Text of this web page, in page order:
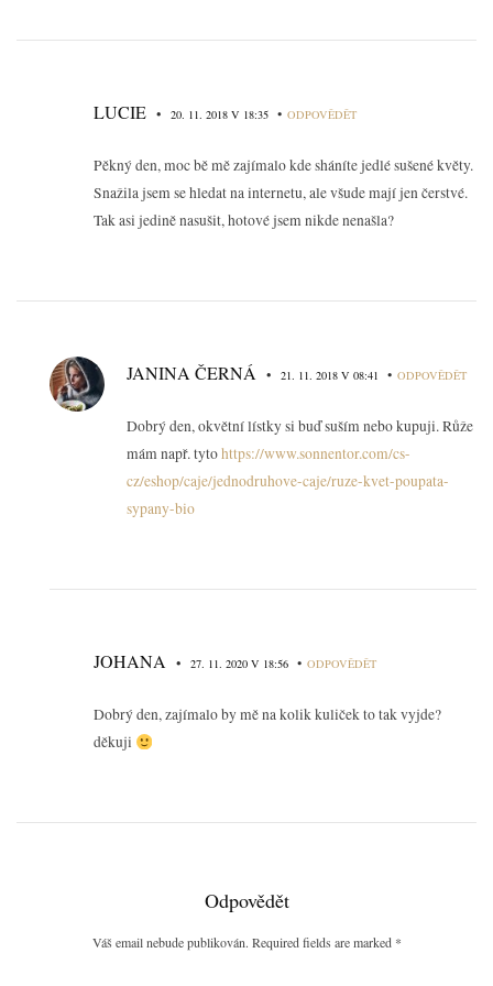
LUCIE • 20. 11. 2018 V 18:35 • ODPOVĚDĚT
Pěkný den, moc bě mě zajímalo kde sháníte jedlé sušené květy.
Snažila jsem se hledat na internetu, ale všude mají jen čerstvé.
Tak asi jedině nasušit, hotové jsem nikde nenašla?
JANINA ČERNÁ • 21. 11. 2018 V 08:41 • ODPOVĚDĚT
Dobrý den, okvětní lístky si buď suším nebo kupuji. Růže
mám např. tytohttps://www.sonnentor.com/cs-
cz/eshop/caje/jednodruhove-caje/ruze-kvet-poupata-
sypany-bio
JOHANA • 27. 11. 2020 V 18:56 • ODPOVĚDĚT
Dobrý den, zajímalo by mě na kolik kuliček to tak vyjde?
děkuji
Odpovědět
Váš email nebude publikován. Required fields are marked *